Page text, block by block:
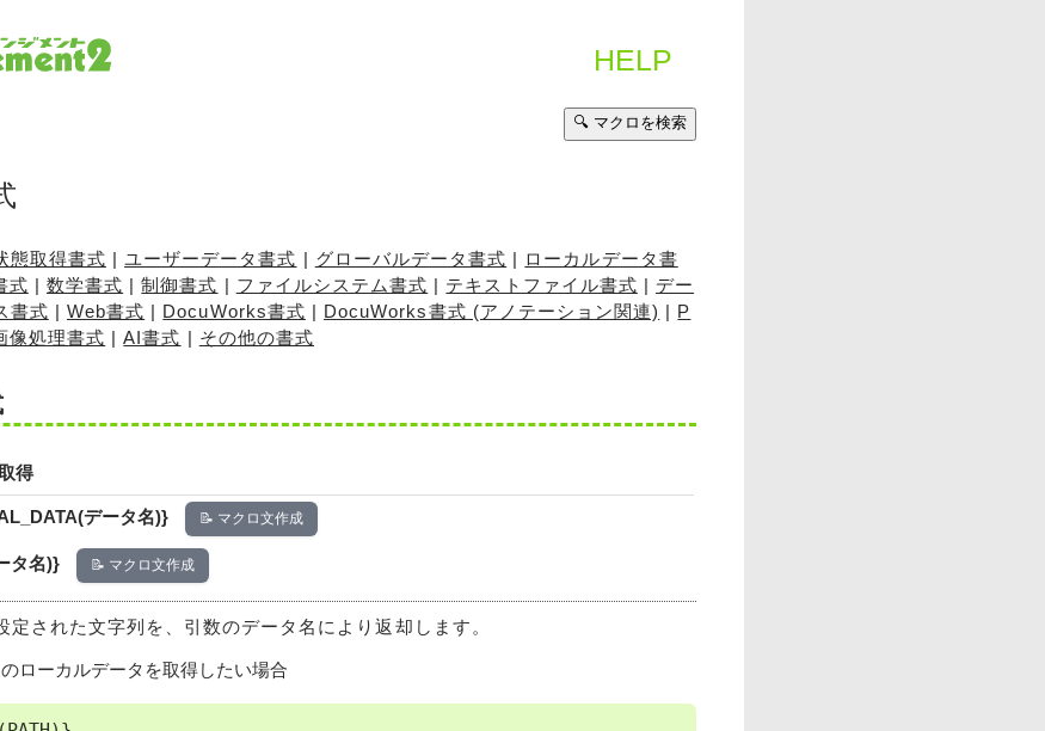
HELP
🔍 マクロを検索
態取得書式 |ユーザーデータ書式 | グローバルデータ書式 | ローカルデータ書
式 | 数学書式 |制御書式 | ファイルシステム書式 | テキストファイル書式 | デー
書式 | Web書式 | DocuWorks書式 | DocuWorks書式 (アノテーション関連) | P
像処理書式 |AI書式 | その他の書式
得
データ名)} 📝 マクロ文作成
タ名)} 📝 マクロ文作成
定された文字列を、引数のデータ名により返却します。
ローカルデータを取得したい場合